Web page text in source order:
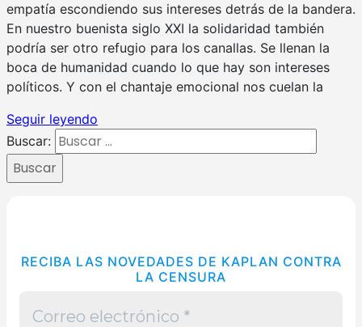
empatía escondiendo sus intereses detrás de la bandera.
En nuestro buenista siglo XXI la solidaridad también
podría ser otro refugio para los canallas. Se llenan la
boca de humanidad cuando lo que hay son intereses
políticos. Y con el chantaje emocional nos cuelan la
Seguir leyendo
Buscar:
Buscar
RECIBA LAS NOVEDADES DE KAPLAN CONTRA
LA CENSURA